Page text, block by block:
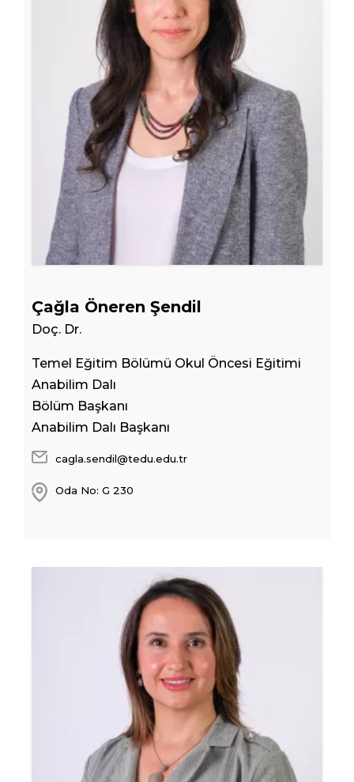
Çağla Öneren Şendil
Doç. Dr.
Temel Eğitim Bölümü Okul Öncesi Eğitimi
Anabilim Dalı
Bölüm Başkanı
Anabilim Dalı Başkanı
cagla.sendil@tedu.edu.tr
Oda No: G 230